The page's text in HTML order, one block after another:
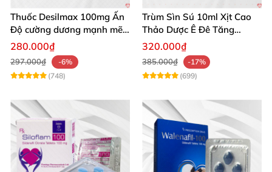
Thuốc Desilmax 100mg Ấn
Độ cường dương mạnh mẽ
tăng sinh lý phái mạnh
280.000₫
297.000₫
-6%
(748)
Trùm Sìn Sú 10ml Xịt Cao
Thảo Dược Ê Đê Tăng
Cường Sinh Lý
320.000₫
385.000₫
-17%
(699)